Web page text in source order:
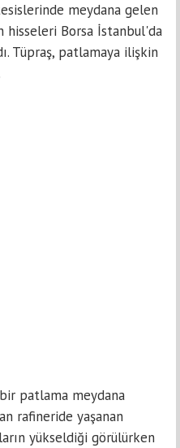
meydana gelen
hisseleri Borsa İstanbul'da
Tüpraş, patlamaya ilişkin
patlama meydana
rafineride yaşanan
yükseldiği görülürken